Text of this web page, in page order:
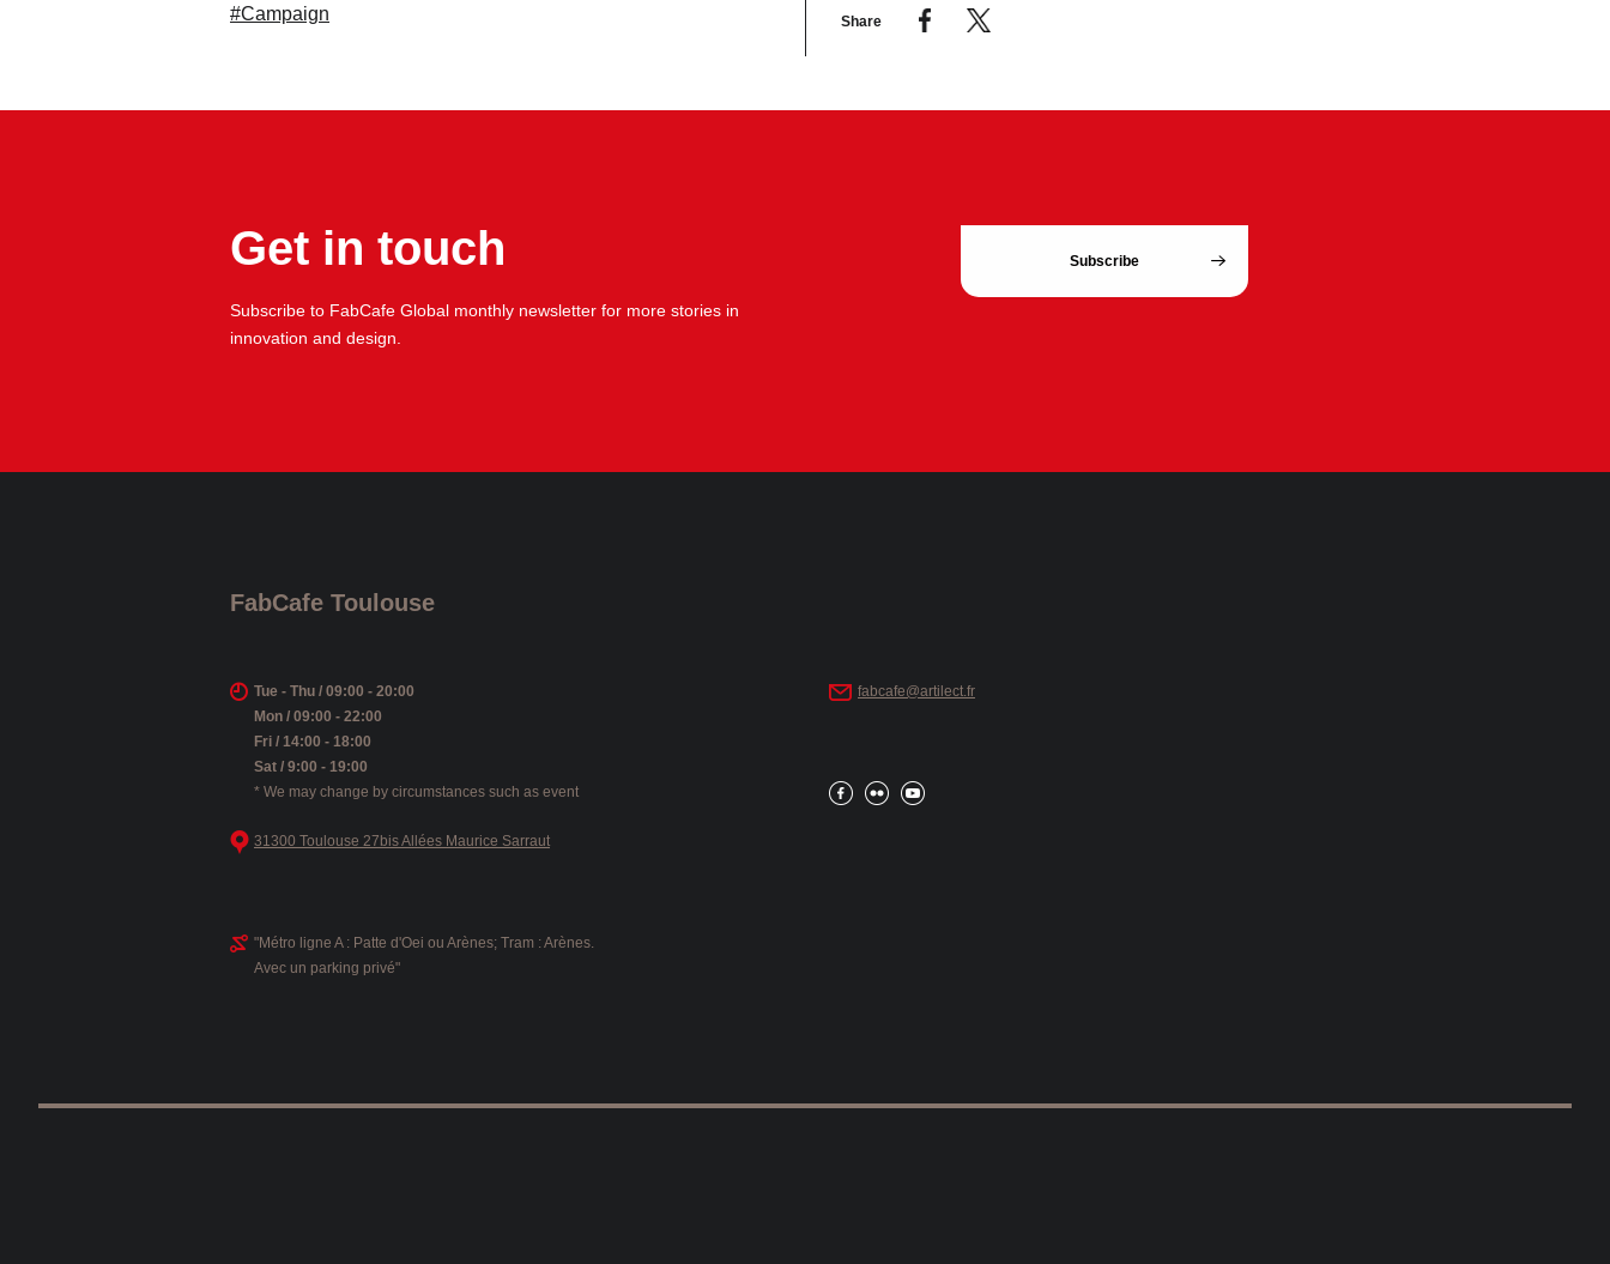
#Campaign Share
Get in touch
Subscribe to FabCafe Global monthly newsletter for more stories in
innovation and design.
Subscribe
FabCafe Toulouse
Tue - Thu / 09:00 - 20:00
Mon / 09:00 - 22:00
Fri / 14:00 - 18:00
Sat / 9:00 - 19:00
* We may change by circumstances such as event
31300 Toulouse 27bis Allées Maurice Sarraut
"Métro ligne A : Patte d'Oei ou Arènes; Tram : Arènes.
Avec un parking privé"
fabcafe@artilect.fr